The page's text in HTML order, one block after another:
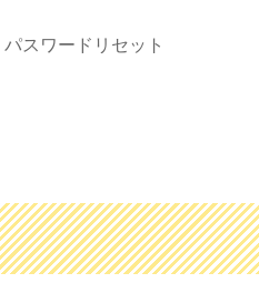
パスワードリセット